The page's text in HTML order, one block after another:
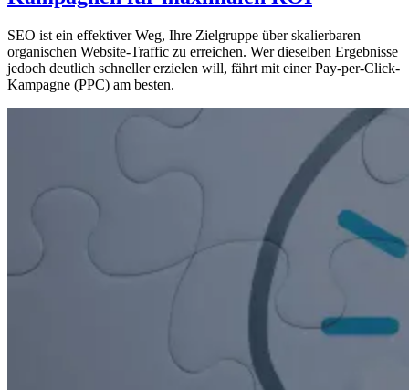
SEO ist ein effektiver Weg, Ihre Zielgruppe über skalierbaren
organischen Website-Traffic zu erreichen. Wer dieselben Ergebnisse
jedoch deutlich schneller erzielen will, fährt mit einer Pay-per-Click-
Kampagne (PPC) am besten.